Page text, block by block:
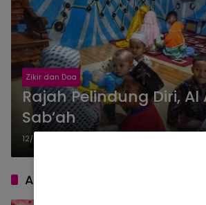
Zikir dan Doa
Rajah Pelindung Diri, Al
Sab’ah
12/10/2025
ARTIKEL